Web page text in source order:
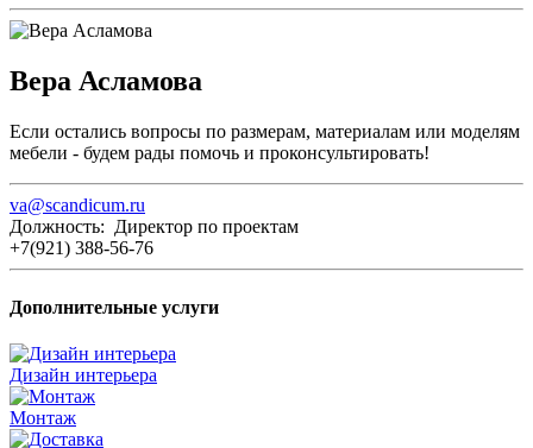
Вера Асламова
Если остались вопросы по размерам, материалам или моделям
мебели - будем рады помочь и проконсультировать!
va@scandicum.ru
Должность: Директор по проектам
+7(921) 388-56-76
Дополнительные услуги
Дизайн интерьера
Монтаж